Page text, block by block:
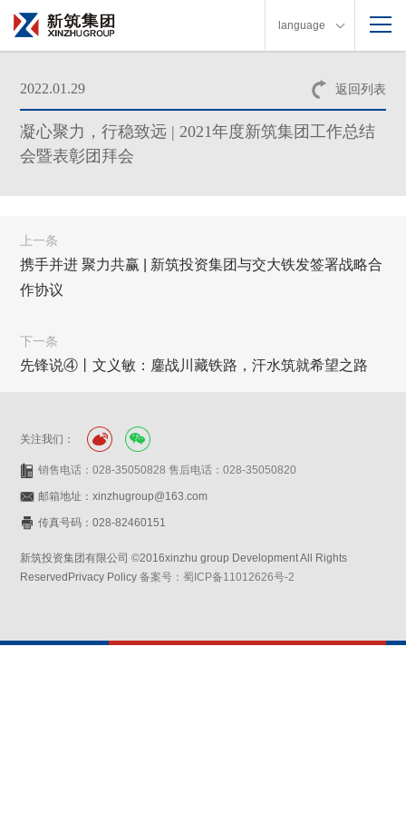
language
返回列表
2022.01.29
凝心聚力，行稳致远 | 2021年度新筑集团工作总结
会暨表彰团拜会
上一条
携手并进 聚力共赢 | 新筑投资集团与交大铁发签署战略合
作协议
下一条
先锋说④丨文义敏：鏖战川藏铁路，汗水筑就希望之路
关注我们：
销售电话：028-35050828 售后电话：028-35050820
邮箱地址：xinzhugroup@163.com
传真号码：028-82460151
新筑投资集团有限公司 ©2016xinzhu group Development All Rights
ReservedPrivacy Policy备案号：蜀ICP备11012626号-2